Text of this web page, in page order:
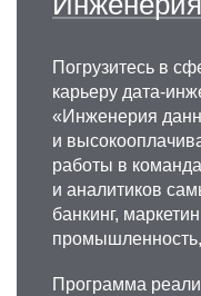
Погрузитесь в
карьеру дата-
«Инженерия
и
работы в
и аналитиков
банкинг,
Программа